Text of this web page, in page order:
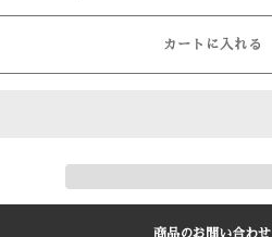
カートに入れる
商品のお問い合わせ